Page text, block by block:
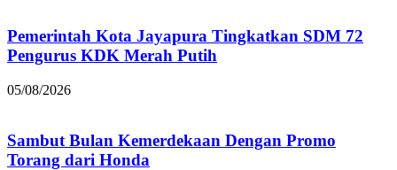
Pemerintah Kota Jayapura Tingkatkan SDM 72
Pengurus KDK Merah Putih
05/08/2026
Sambut Bulan Kemerdekaan Dengan Promo
Torang dari Honda